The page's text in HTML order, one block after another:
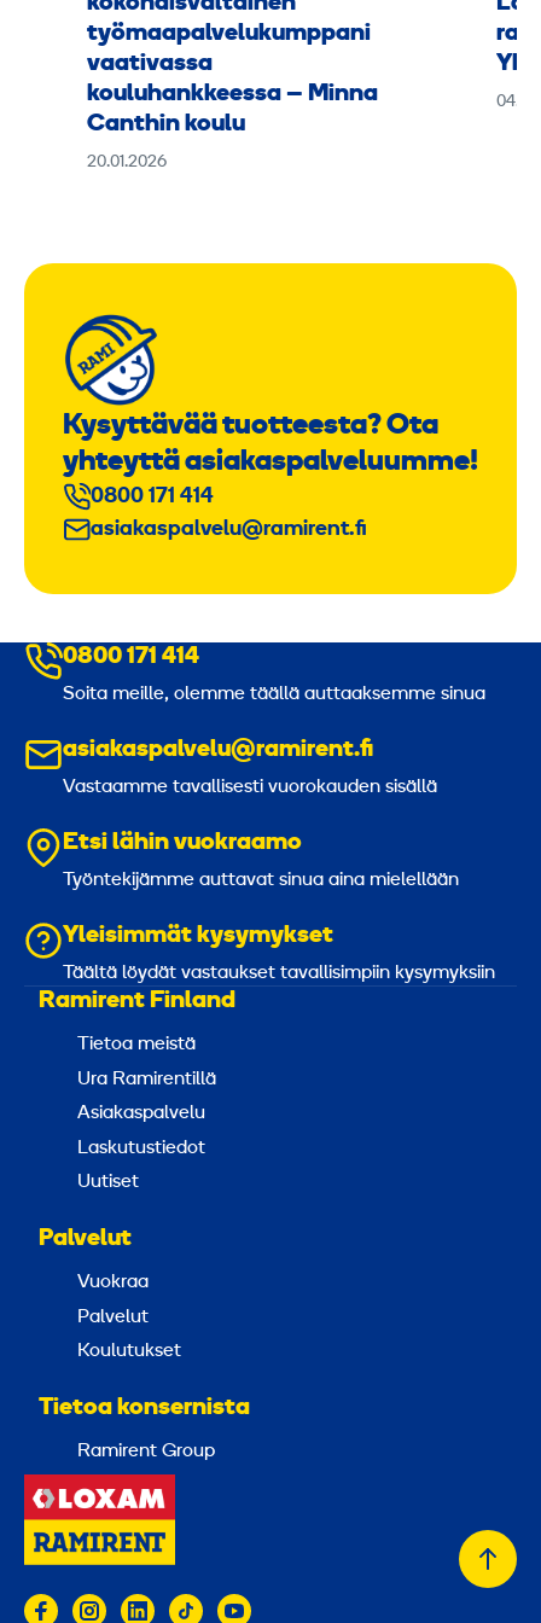
työmaapalvelukumppani
vaativassa
kouluhankkeessa – Minna
Canthin koulu
20.01.2026
Kysyttävää tuotteesta? Ota
yhteyttä asiakaspalveluumme!
0800 171 414
asiakaspalvelu@ramirent.fi
0800 171 414
Soita meille, olemme täällä auttaaksemme sinua
asiakaspalvelu@ramirent.fi
Vastaamme tavallisesti vuorokauden sisällä
Etsi lähin vuokraamo
Työntekijämme auttavat sinua aina mielellään
Yleisimmät kysymykset
Täältä löydät vastaukset tavallisimpiin kysymyksiin
Ramirent Finland
Tietoa meistä
Ura Ramirentillä
Asiakaspalvelu
Laskutustiedot
Uutiset
Palvelut
Vuokraa
Palvelut
Koulutukset
Tietoa konsernista
Ramirent Group